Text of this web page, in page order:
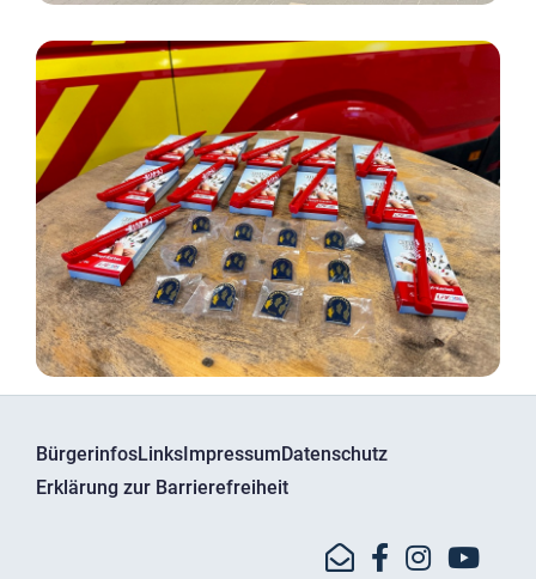
BürgerinfosLinksImpressumDatenschutz
Erklärung zur Barrierefreiheit